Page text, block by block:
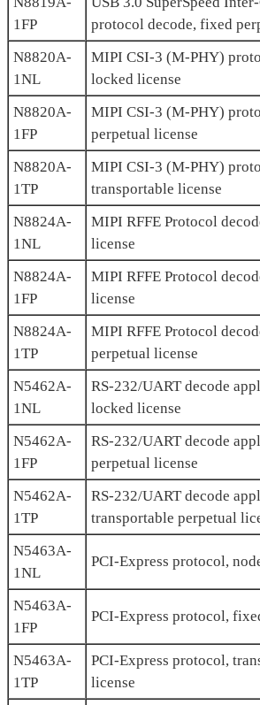
1FP
protocol decode, fixed
N8820A-
1NL
MIPI CSI-3 (M-PHY)
locked license
N8820A-
1FP
MIPI CSI-3 (M-PHY)
perpetual license
N8820A-
1TP
MIPI CSI-3 (M-PHY)
transportable license
N8824A-
1NL
MIPI RFFE Protocol
license
N8824A-
1FP
MIPI RFFE Protocol
license
N8824A-
1TP
MIPI RFFE Protocol
perpetual license
N5462A-
1NL
RS-232/UART decode
locked license
N5462A-
1FP
RS-232/UART decode
perpetual license
N5462A-
1TP
RS-232/UART decode
transportable perpetual
N5463A-
1NL
PCI-Express protocol,
N5463A-
1FP
PCI-Express protocol,
N5463A-
1TP
PCI-Express protocol,
license